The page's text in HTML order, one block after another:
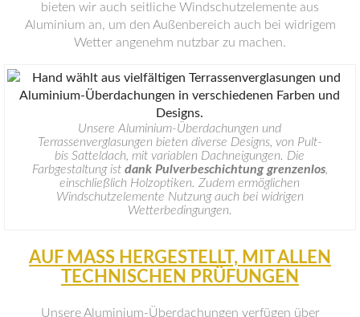
bieten wir auch seitliche Windschutzelemente aus
Aluminium an, um den Außenbereich auch bei widrigem
Wetter angenehm nutzbar zu machen.
Unsere Aluminium-Überdachungen und
Terrassenverglasungen bieten diverse Designs, von Pult-
bis Satteldach, mit variablen Dachneigungen. Die
Farbgestaltung ist dank Pulverbeschichtung grenzenlos,
einschließlich Holzoptiken. Zudem ermöglichen
Windschutzelemente Nutzung auch bei widrigen
Wetterbedingungen.
AUF MASS HERGESTELLT, MIT ALLEN T
ECHNISCHEN PRÜFUNGEN
Unsere Aluminium-Überdachungen verfügen über